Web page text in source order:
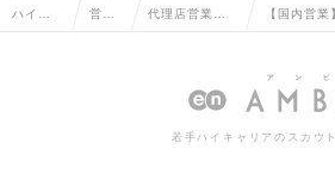
ハイク 営業 代理店営業・
スの転職
【国内営
り◎の求人
若手ハイキャリアのスカウ